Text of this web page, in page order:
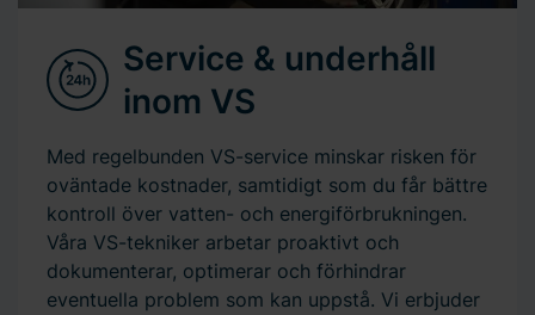
Service & underhåll
inom VS
Med regelbunden VS-service minskar risken för
oväntade kostnader, samtidigt som du får bättre
kontroll över vatten- och energiförbrukningen.
Våra VS-tekniker arbetar proaktivt och
dokumenterar, optimerar och förhindrar
eventuella problem som kan uppstå. Vi erbjuder